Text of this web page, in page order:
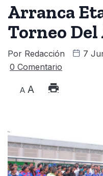
Arranca
Torneo Del
Por Redacción 7
0 Comentario
A A